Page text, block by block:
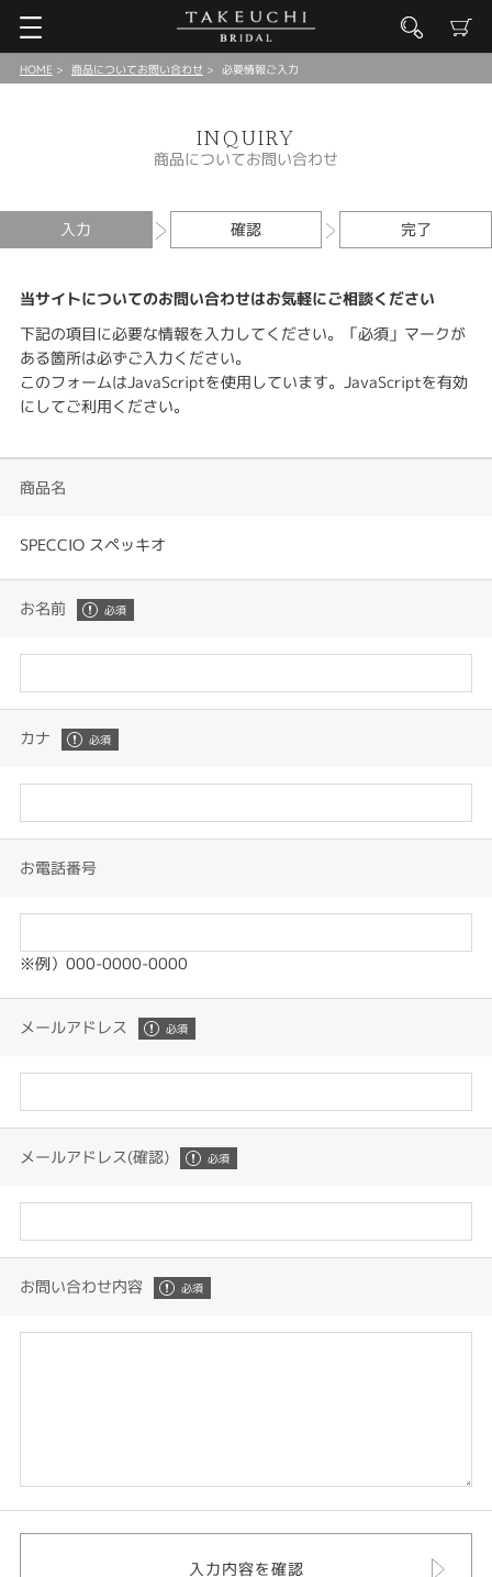
HOME 商品についてお問い合わせ 必要情報ご入力
INQUIRY
商品についてお問い合わせ
入力 確認 完了
当サイトについてのお問い合わせはお気軽にご相談ください
下記の項目に必要な情報を入力してください。「必須」マークが
ある箇所は必ずご入力ください。
このフォームはJavaScriptを使用しています。JavaScriptを有効
にしてご利用ください。
商品名
SPECCIO スペッキオ
お名前
カナ
お電話番号
※例）000-0000-0000
メールアドレス
メールアドレス(確認)
お問い合わせ内容